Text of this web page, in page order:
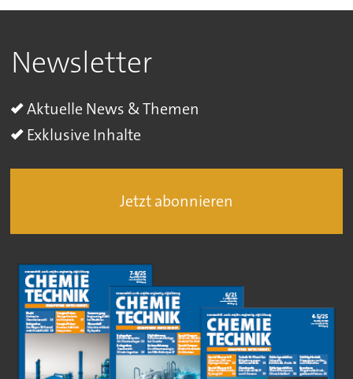
Newsletter
Aktuelle News & Themen
Exklusive Inhalte
Jetzt abonnieren